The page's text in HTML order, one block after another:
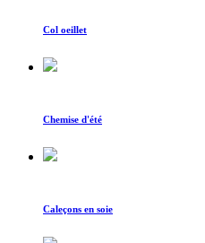
Col oeillet
Chemise d'été
Caleçons en soie